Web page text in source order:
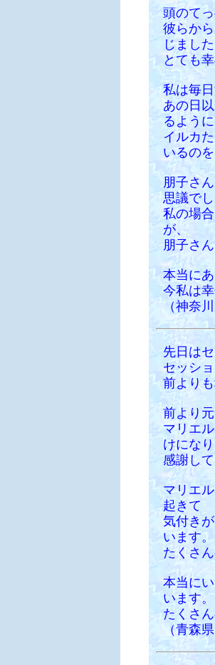
頭のて
彼らか
じまし
とても
私は毎
あの日
るよう
イルカ
いるの
朋子さ
思議で
私の場
が、
朋子さ
本当に
今私は
（神
先日は
セッシ
前より
前より
マリエ
けになり
感謝し
マリエ
起きて
気付き
います。
たくさ
本当に
います。
たくさ
（青